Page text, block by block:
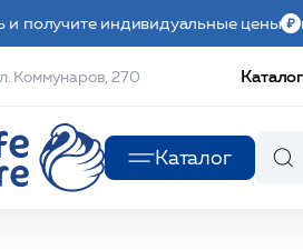
и получите индивидуальные цены
Коммунаров, 270 Каталог
Каталог